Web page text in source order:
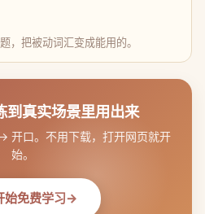
，把被动词汇变成能用的。
真实场景里用出来
开口。不用下载，打开网页就开
始。
始免费学习